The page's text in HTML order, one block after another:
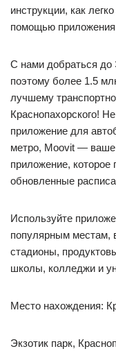
инструкции, как
помощью приложения
С нами добраться до
поэтому более 1.5
лучшему
Краснопахорского!
приложение для
метро, Moovit — ваше
приложение,
обновленные
Используйте
популярным местам,
стадионы,
школы, колледжи и
Место нахождения:
Экзотик парк,